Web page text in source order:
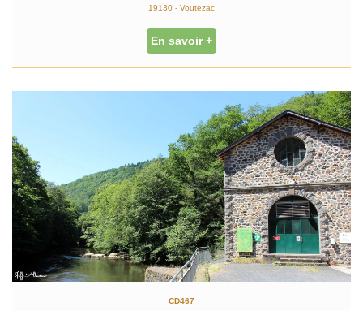
19130 - Voutezac
En savoir +
CD467